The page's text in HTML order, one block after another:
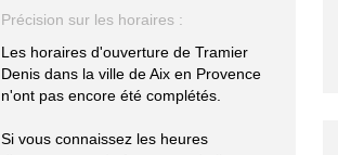
Précision sur les horaires :
Les horaires d'ouverture de Tramier
Denis dans la ville de Aix en Provence
n'ont pas encore été complétés.
Si vous connaissez les heures